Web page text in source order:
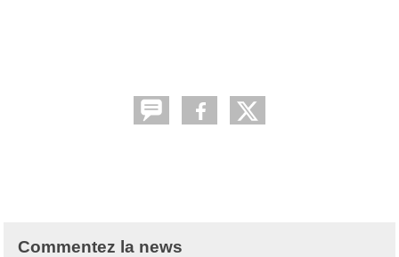
Commentez la news